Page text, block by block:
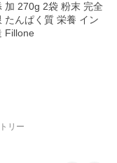
加 270g 2袋 粉末 完全
たんぱく質 栄養 イン
Fillone
リー